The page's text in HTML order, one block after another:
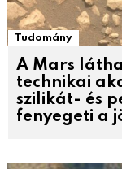
Tudomány
A Mars
technikai
szilikát- és
fenyegeti a